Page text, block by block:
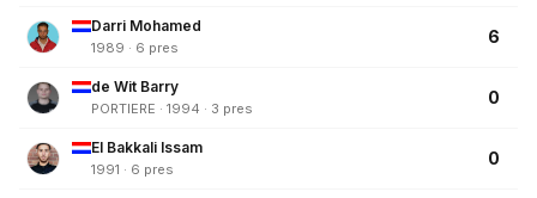
Darri Mohamed
1989 · 6 pres
6
de Wit Barry
PORTIERE · 1994 · 3 pres
0
El Bakkali Issam
1991 · 6 pres
0